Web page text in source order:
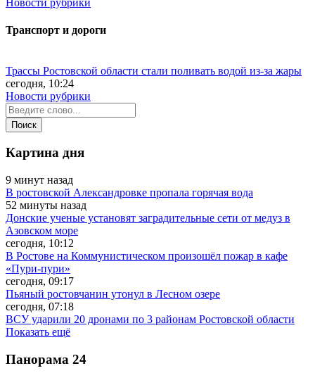
Новости рубрики
Транспорт и дороги
Трассы Ростовской области стали поливать водой из-за жары
сегодня, 10:24
Новости рубрики
Картина дня
9 минут назад
В ростовской Александровке пропала горячая вода
52 минуты назад
Донские ученые установят заградительные сети от медуз в
Азовском море
сегодня, 10:12
В Ростове на Коммунистическом произошёл пожар в кафе
«Пури-пури»
сегодня, 09:17
Пьяный ростовчанин утонул в Лесном озере
сегодня, 07:18
ВСУ ударили 20 дронами по 3 районам Ростовской области
Показать ещё
Панорама 24